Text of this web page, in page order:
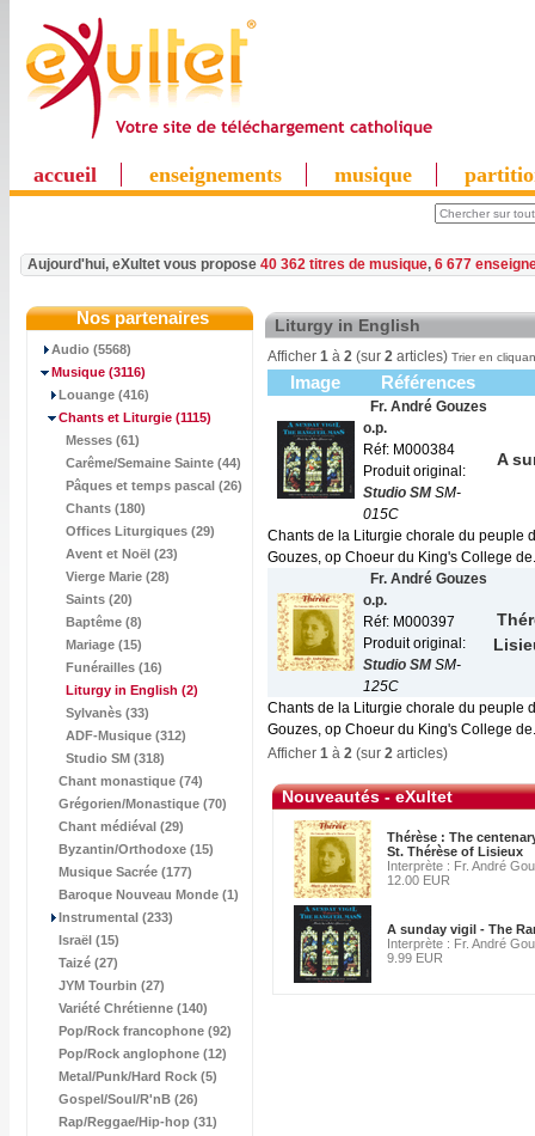
accueil enseignements musique
Aujourd'hui, eXultet vous propose 40 362 titres de musique, 6 677
Nos partenaires
Audio (5568)
Musique (3116)
Louange (416)
Chants et Liturgie (1115)
Messes (61)
Carême/Semaine Sainte (44)
Pâques et temps pascal (26)
Chants (180)
Offices Liturgiques (29)
Avent et Noël (23)
Vierge Marie (28)
Saints (20)
Baptême (8)
Mariage (15)
Funérailles (16)
Liturgy in English (2)
Sylvanès (33)
ADF-Musique (312)
Studio SM (318)
Chant monastique (74)
Grégorien/Monastique (70)
Chant médiéval (29)
Byzantin/Orthodoxe (15)
Musique Sacrée (177)
Baroque Nouveau Monde (1)
Instrumental (233)
Israël (15)
Taizé (27)
JYM Tourbin (27)
Variété Chrétienne (140)
Pop/Rock francophone (92)
Pop/Rock anglophone (12)
Metal/Punk/Hard Rock (5)
Gospel/Soul/R'nB (26)
Rap/Reggae/Hip-hop (31)
Liturgy in English
Afficher 1 à 2 (sur 2 articles) Trier en
Image Références
Fr. André Gouzes
o.p.
Réf: M000384
Produit original:
Studio SM SM-
015C
A
Chants de la Liturgie chorale du peuple
Gouzes, op Choeur du King's College
Fr. André Gouzes
o.p.
Réf: M000397
Produit original:
Studio SM SM-
125C
Chants de la Liturgie chorale du peuple
Gouzes, op Choeur du King's College
Afficher 1 à 2 (sur 2 articles)
Nouveautés - eXultet
Thérèse : The
St. Thérèse of Lisieux
Interprète : Fr. André
12.00 EUR
A sunday vigil - The
Interprète : Fr. André
9.99 EUR